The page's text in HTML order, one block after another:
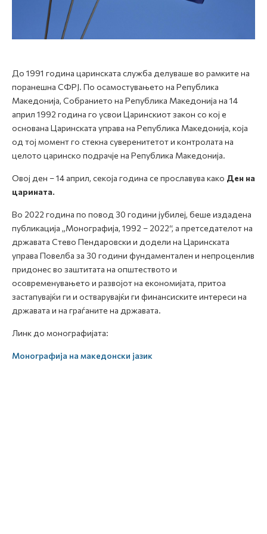
До 1991 година царинската служба делуваше во рамките на
поранешна СФРЈ. По осамостувањето на Република
Македонија, Собранието нa Рeпублика Македонија на 14
април 1992 година го усвои Царинскиот закон со кој е
основана Царинската управа на Република Македонија, која
од тој момент го стекна суверенитетот и контролата на
целото царинско подрачје на Република Македонија.
Овој ден – 14 април, секоја година се прославува како Ден на
царината.
Во 2022 година по повод 30 години јубилеј, беше издадена
публикација „Mонографија, 1992 – 2022“, а претседателот на
државата Стево Пендаровски и додели на Царинската
управа Повелба за 30 години фундаментален и непроценлив
придонес во заштитата на општеството и
осовремeнувањето и развојот на економијата, притоа
застапувајќи ги и остварувајќи ги финансиските интереси на
државата и на граѓаните на државата.
Линк до монографијата:
Монографија на македонски јазик